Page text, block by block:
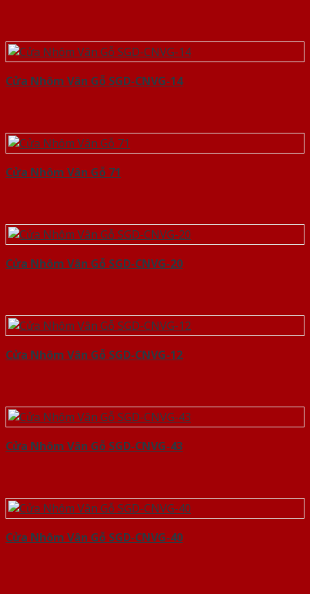
Cửa Nhôm Vân Gỗ SGD-CNVG-14
Cửa Nhôm Vân Gỗ 71
Cửa Nhôm Vân Gỗ SGD-CNVG-20
Cửa Nhôm Vân Gỗ SGD-CNVG-12
Cửa Nhôm Vân Gỗ SGD-CNVG-43
Cửa Nhôm Vân Gỗ SGD-CNVG-40